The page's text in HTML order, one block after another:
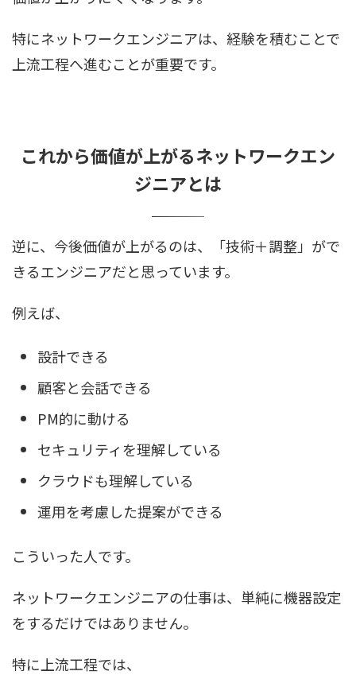
特にネットワークエンジニアは、経験を積むことで
上流工程へ進むことが重要です。
これから価値が上がるネットワークエン
ジニアとは
逆に、今後価値が上がるのは、「技術＋調整」がで
きるエンジニアだと思っています。
例えば、
設計できる
顧客と会話できる
PM的に動ける
セキュリティを理解している
クラウドも理解している
運用を考慮した提案ができる
こういった人です。
ネットワークエンジニアの仕事は、単純に機器設定
をするだけではありません。
特に上流工程では、